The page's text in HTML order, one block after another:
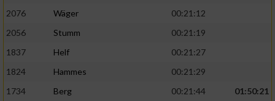
2076
Wäger
00:21:12
2056
Stumm
00:21:19
1837
Helf
00:21:27
1824
Hammes
00:21:29
1734
Berg 00:21:44
01:50:21